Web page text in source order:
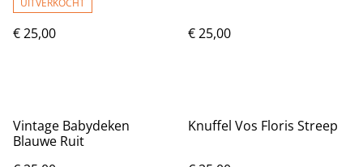
UITVERKOCHT
€ 25,00 € 25,00
Vintage Babydeken
Blauwe Ruit
Knuffel Vos Floris Streep